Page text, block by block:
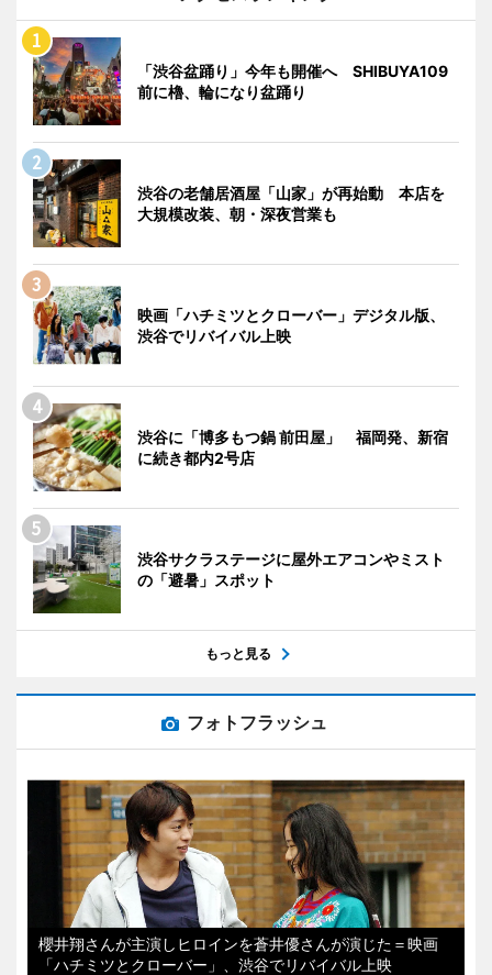
「渋谷盆踊り」今年も開催へ SHIBUYA109
前に櫓、輪になり盆踊り
渋谷の老舗居酒屋「山家」が再始動 本店を
大規模改装、朝・深夜営業も
映画「ハチミツとクローバー」デジタル版、
渋谷でリバイバル上映
渋谷に「博多もつ鍋 前田屋」 福岡発、新宿
に続き都内2号店
渋谷サクラステージに屋外エアコンやミスト
の「避暑」スポット
もっと見る
フォトフラッシュ
櫻井翔さんが主演しヒロインを蒼井優さんが演じた＝映画
「ハチミツとクローバー」、渋谷でリバイバル上映